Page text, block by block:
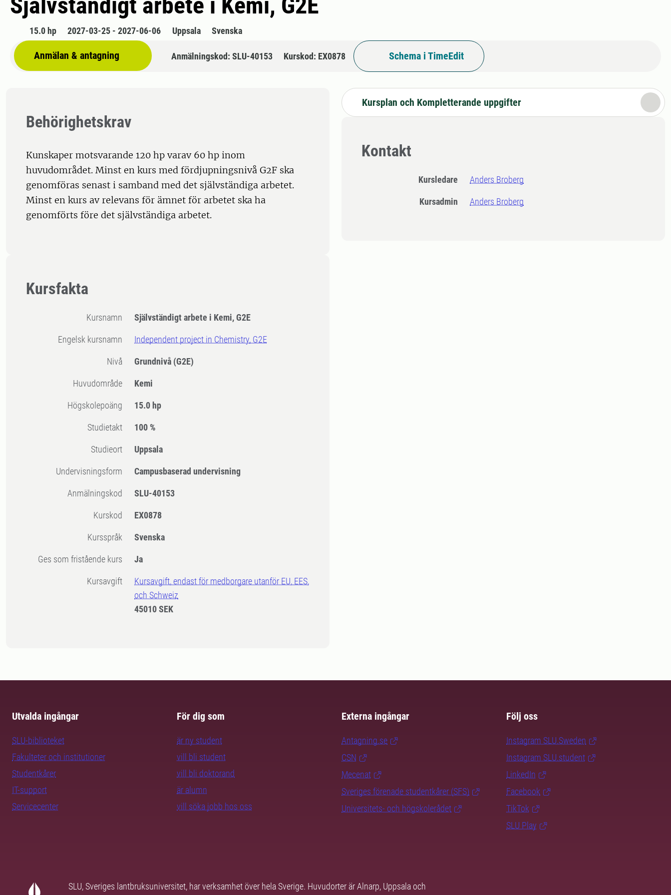
15.0 hp 2027-03-25 - 2027-06-06 Uppsala Svenska
Anmälan & antagning Anmälningskod: SLU-40153 Kurskod: EX0878 Schema i TimeEdit
Behörighetskrav
Kunskaper motsvarande 120 hp varav 60 hp inom
huvudområdet. Minst en kurs med fördjupningsnivå G2F ska
genomföras senast i samband med det självständiga arbetet.
Minst en kurs av relevans för ämnet för arbetet ska ha
genomförts före det självständiga arbetet.
Kursfakta
Kursnamn Självständigt arbete i Kemi, G2E
Engelsk kursnamn Independent project in Chemistry, G2E
Nivå Grundnivå (G2E)
Huvudområde Kemi
högskolepoäng 15.0 hp
Studietakt 100 %
Studieort Uppsala
Undervisningsform Campusbaserad undervisning
Anmälningskod SLU-40153
Kurskod EX0878
Kursspråk Svenska
Ges som fristående kurs Ja
Kursavgift
Kursavgift, endast för medborgare utanför EU, EES,
och Schweiz
45010 SEK
Kursplan och Kompletterande uppgifter
Kontakt
Kursledare Anders Broberg
Kursadmin Anders Broberg
Utvalda ingångar
SLU-biblioteket
Fakulteter och institutioner
Studentkårer
IT-support
Servicecenter
För dig som
är ny student
vill bli student
vill bli doktorand
är alumn
vill söka jobb hos oss
Externa ingångar
Antagning.se
CSN
Mecenat
Sveriges förenade studentkårer (SFS)
Universitets- och högskolerådet
Följ oss
Instagram SLU.Sweden
Instagram SLU.student
LinkedIn
Facebook
TikTok
SLU Play
SLU, Sveriges lantbruksuniversitet, har verksamhet över hela Sverige. Huvudorter är Alnarp, Uppsala och